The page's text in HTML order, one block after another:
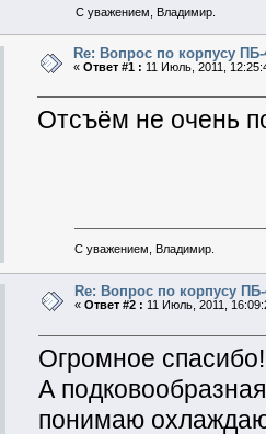
С уважением, Владимир.
Re: Вопрос по корпусу ПБ-
« Ответ #1 : 11 Июль, 2011,
Отсъём не очень
С уважением, Владимир.
Re: Вопрос по корпусу
« Ответ #2 : 11 Июль, 2011,
Огромное
А
понимаю